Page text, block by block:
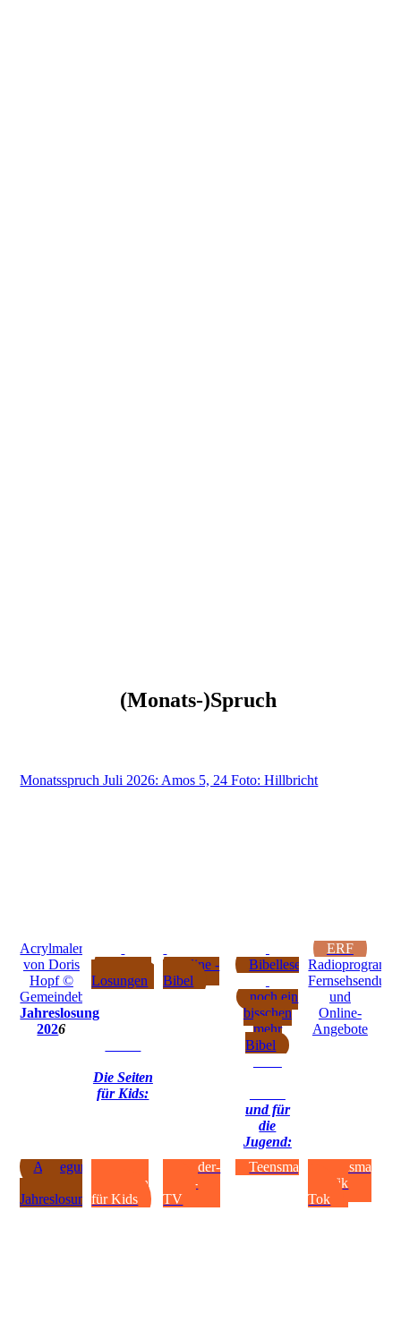
(Monats-)Spruch
Monatsspruch Juli 2026: Amos 5, 24 Foto: Hillbricht
Acrylmalerei
von Doris
Hopf ©
Gemeindebriefdruckerei.de
Jahreslosung
2026
tägliche
Losungen
Die Seiten
für Kids:
online -
Bibel
Bibellesepläne
noch ein
bisschen
mehr
Bibel
und für
die
Jugend:
ERF
und
Online-
Angebote
Auslegung
Jahreslosung
entdecken
für Kids
Kinder-
Bibel-
TV
Teensmag
Teensmag
auf Tik
Tok